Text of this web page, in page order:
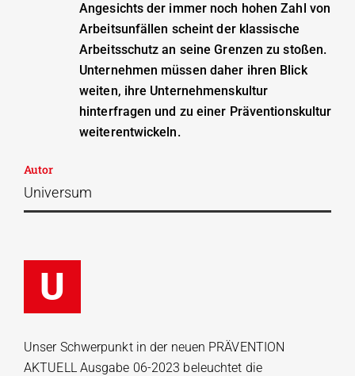
Universum
Autor
Angesichts der immer noch hohen Zahl von
Arbeitsunfällen scheint der klassische
Arbeitsschutz an seine Grenzen zu stoßen.
Unternehmen müssen daher ihren Blick
weiten, ihre Unternehmenskultur
hinterfragen und zu einer Präventionskultur
weiterentwickeln.
U
Unser Schwerpunkt in der neuen PRÄVENTION
AKTUELL Ausgabe 06-2023 beleuchtet die